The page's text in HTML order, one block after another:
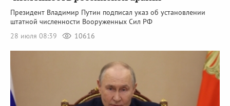
Президент Владимир Путин подписал указ об установлении
штатной численности Вооруженных Сил РФ
28 июля 08:39
10616